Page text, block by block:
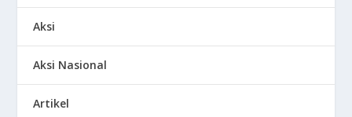
Aksi
Aksi Nasional
Artikel